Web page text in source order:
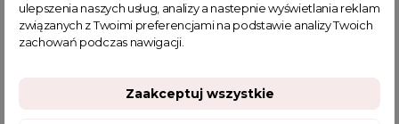
sweter wkładany przez głowę
sweter świąteczny
sklep z odzieżą damską
swetry damskie wyprzedaż
ulepszenia naszych usług, analizy a nastepnie wyświetlania reklam
związanych z Twoimi preferencjami na podstawie analizy Twoich
zachowań podczas nawigacji.
Zaakceptuj wszystkie